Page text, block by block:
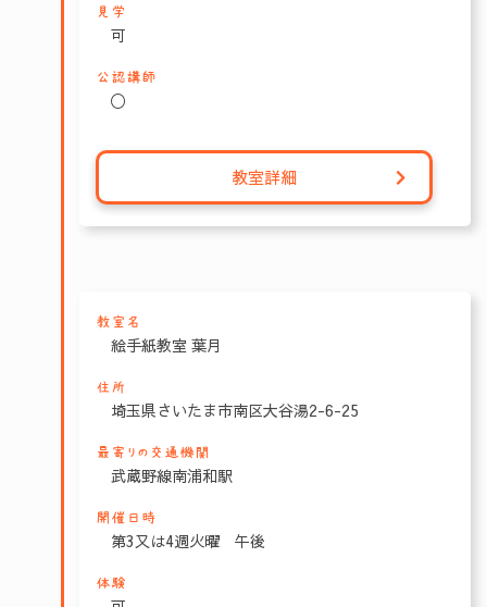
見学
可
公認講師
〇
教室詳細
教室名
絵手紙教室 葉月
住所
埼玉県さいたま市南区大谷湯2-6-25
最寄りの交通機関
武蔵野線南浦和駅
開催日時
第3又は4週火曜 午後
体験